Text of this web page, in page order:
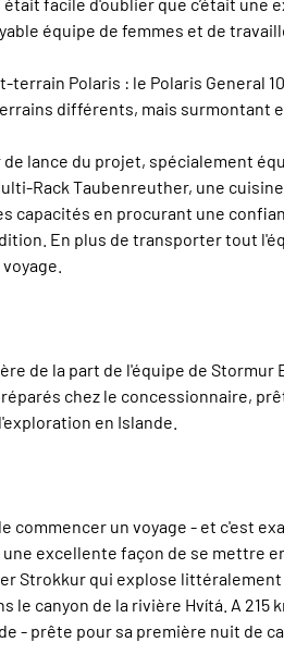
équipe de femmes et de
Polaris : le Polaris General
différents, mais surmontant
de lance du projet, spécialement
Rack Taubenreuther, une
capacités en procurant une
En plus de transporter tout
de la part de l'équipe de
chez le concessionnaire,
en Islande.
commencer un voyage - et c'est
excellente façon de se mettre
Strokkur qui explose littéralement
le canyon de la rivière Hvítá. A
- prête pour sa première nuit de